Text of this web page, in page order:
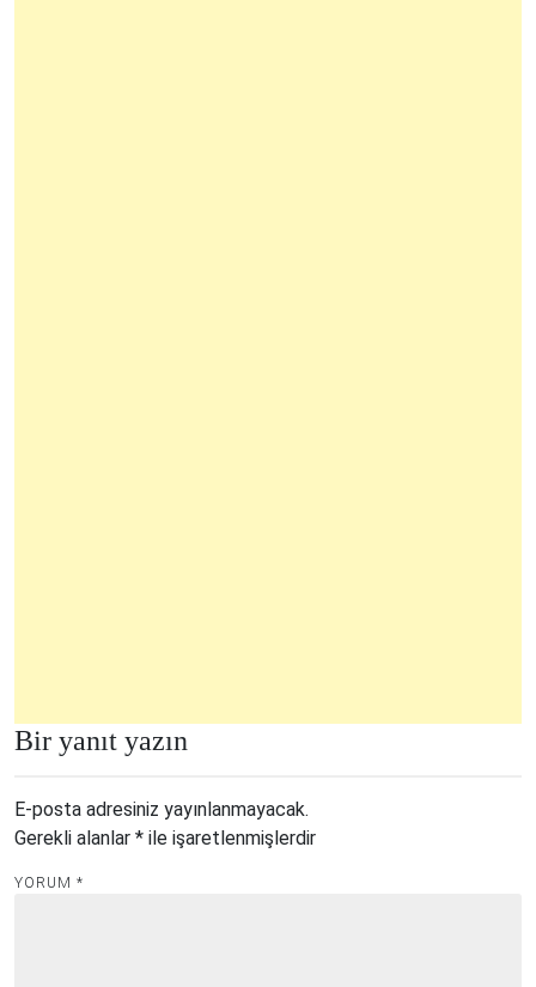
Bir yanıt yazın
E-posta adresiniz yayınlanmayacak.
Gerekli alanlar * ile işaretlenmişlerdir
YORUM *